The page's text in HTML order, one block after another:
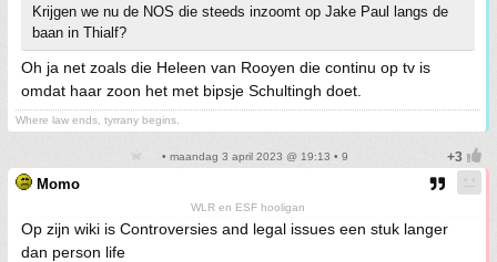
Krijgen we nu de NOS die steeds inzoomt op Jake Paul langs de
baan in Thialf?
Oh ja net zoals die Heleen van Rooyen die continu op tv is
omdat haar zoon het met bipsje Schultingh doet.
Where law ends, tyrrany begins.
• maandag 3 april 2023 @ 19:13 • 9
Momo
WLR en ESF hooligan
Op zijn wiki is Controversies and legal issues een stuk langer
dan person life